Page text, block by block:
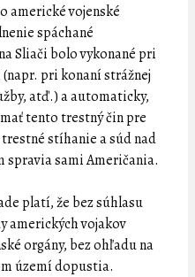
americké vojenské
spáchané
Sliači bolo vykonané pri
pri konaní strážnej
atď.) a automaticky,
tento trestný čin pre
stíhanie a súd nad
sami Američania.
platí, že bez súhlasu
amerických vojakov
orgány, bez ohľadu na
území dopustia.